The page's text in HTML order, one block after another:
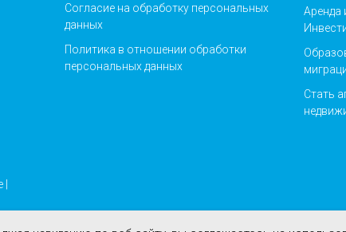
Согласие на обработку персональных
данных
Политика в отношении обработки
персональных данных
Аренда
Стать